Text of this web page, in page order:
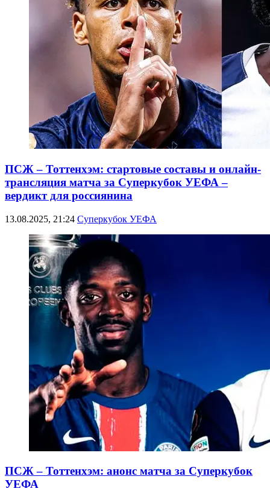
ПСЖ – Тоттенхэм: стартовые составы и онлайн-
трансляция матча за Суперкубок УЕФА –
вердикт для россиянина
13.08.2025, 21:24 Суперкубок УЕФА
ПСЖ – Тоттенхэм: анонс матча за Суперкубок
УЕФА